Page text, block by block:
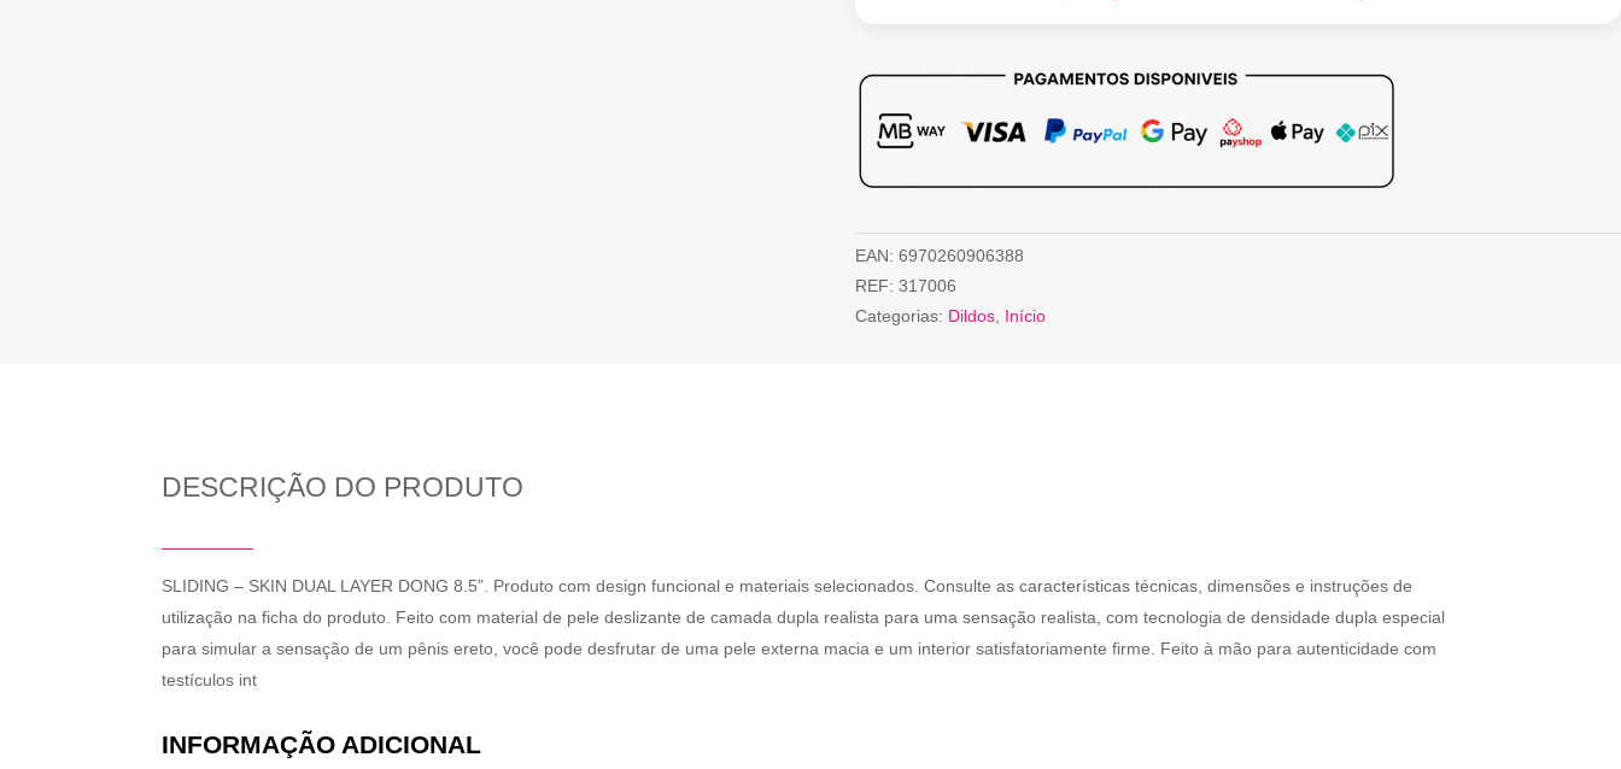
EAN: 6970260906388
REF: 317006
Categorias: Dildos, Início
DESCRIÇÃO DO PRODUTO
SLIDING – SKIN DUAL LAYER DONG 8.5”. Produto com design funcional e materiais selecionados. Consulte as características técnicas, dimensões e instruções de
utilização na ficha do produto. Feito com material de pele deslizante de camada dupla realista para uma sensação realista, com tecnologia de densidade dupla especial
para simular a sensação de um pênis ereto, você pode desfrutar de uma pele externa macia e um interior satisfatoriamente firme. Feito à mão para autenticidade com
testículos int
INFORMAÇÃO ADICIONAL